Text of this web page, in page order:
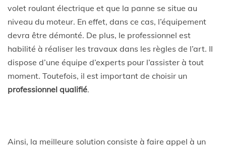
volet roulant électrique et que la panne se situe au
niveau du moteur. En effet, dans ce cas, l’équipement
devra être démonté. De plus, le professionnel est
habilité à réaliser les travaux dans les règles de l’art. Il
dispose d’une équipe d’experts pour l’assister à tout
moment. Toutefois, il est important de choisir un
professionnel qualifié.
Ainsi, la meilleure solution consiste à faire appel à un